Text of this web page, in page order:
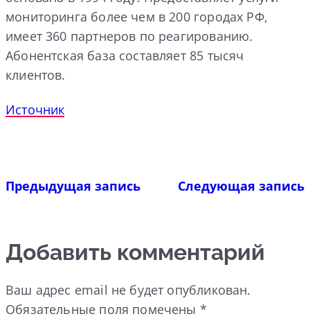
мониторинга более чем в 200 городах РФ,
имеет 360 партнеров по реагированию.
Абонентская база составляет 85 тысяч
клиентов.
Источник
Предыдущая запись Следующая запись
Добавить комментарий
Ваш адрес email не будет опубликован.
Обязательные поля помечены *